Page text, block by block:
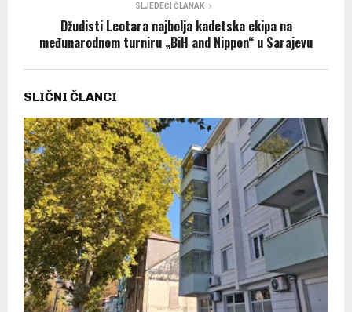
SLJEDEĆI ČLANAK
Džudisti Leotara najbolja kadetska ekipa na
međunarodnom turniru „BiH and Nippon“ u Sarajevu
SLIČNI ČLANCI